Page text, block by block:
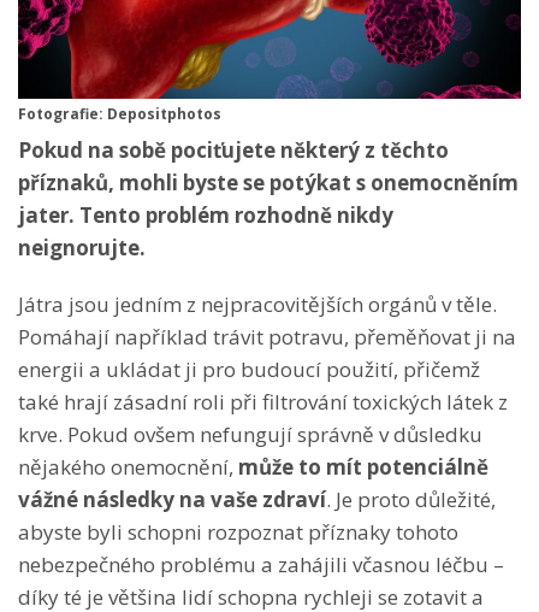
Fotografie: Depositphotos
Pokud na sobě pociťujete některý z těchto
příznaků, mohli byste se potýkat s onemocněním
jater. Tento problém rozhodně nikdy
neignorujte.
Játra jsou jedním z nejpracovitějších orgánů v těle.
Pomáhají například trávit potravu, přeměňovat ji na
energii a ukládat ji pro budoucí použití, přičemž
také hrají zásadní roli při filtrování toxických látek z
krve. Pokud ovšem nefungují správně v důsledku
nějakého onemocnění, může to mít potenciálně
vážné následky na vaše zdraví. Je proto důležité,
abyste byli schopni rozpoznat příznaky tohoto
nebezpečného problému a zahájili včasnou léčbu –
díky té je většina lidí schopna rychleji se zotavit a